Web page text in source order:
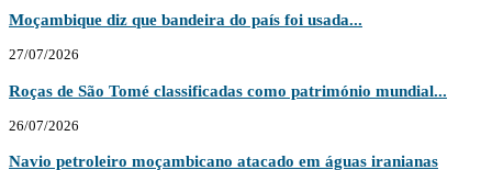
Moçambique diz que bandeira do país foi usada...
27/07/2026
Roças de São Tomé classificadas como património mundial...
26/07/2026
Navio petroleiro moçambicano atacado em águas iranianas